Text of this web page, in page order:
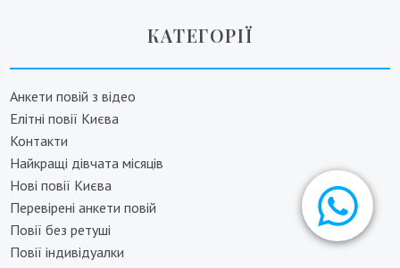
КАТЕГОРІЇ
Анкети повій з відео
Елітні повії Києва
Контакти
Найкращі дівчата місяців
Нові повії Києва
Перевірені анкети повій
Повії без ретуші
Повії індивідуалки